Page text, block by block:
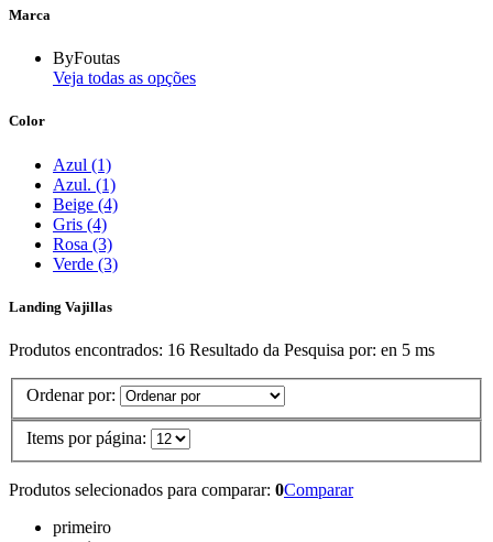
Marca
ByFoutas
Veja todas as opções
Color
Azul (1)
Azul. (1)
Beige (4)
Gris (4)
Rosa (3)
Verde (3)
Landing Vajillas
Produtos encontrados: 16 Resultado da Pesquisa por: en 5 ms
Ordenar por:
Items por página:
Produtos selecionados para comparar: 0Comparar
primeiro